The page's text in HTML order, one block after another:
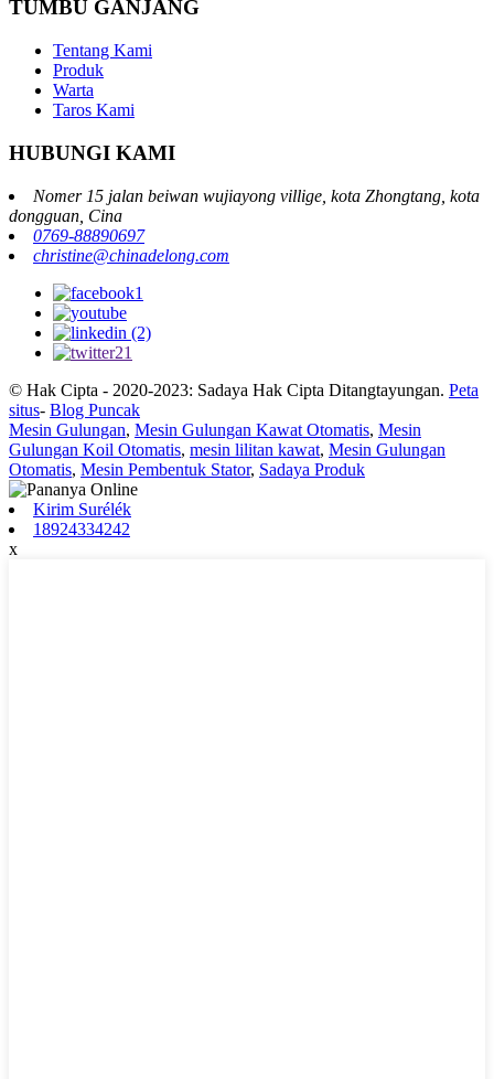
TUMBU GANJANG
Tentang Kami
Produk
Warta
Taros Kami
HUBUNGI KAMI
Nomer 15 jalan beiwan wujiayong villige, kota Zhongtang, kota
dongguan, Cina
0769-88890697
christine@chinadelong.com
© Hak Cipta - 2020-2023: Sadaya Hak Cipta Ditangtayungan. Peta
situs- Blog Puncak
Mesin Gulungan, Mesin Gulungan Kawat Otomatis, Mesin
Gulungan Koil Otomatis, mesin lilitan kawat, Mesin Gulungan
Otomatis, Mesin Pembentuk Stator, Sadaya Produk
Kirim Surélék
18924334242
x